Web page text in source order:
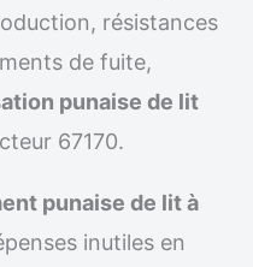
résistances
de fuite,
punaise de lit
67170.
punaise de lit à
inutiles en